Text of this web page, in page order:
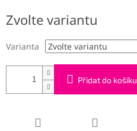
cena:
Zvolte variantu
Varianta
Přidat do košíku